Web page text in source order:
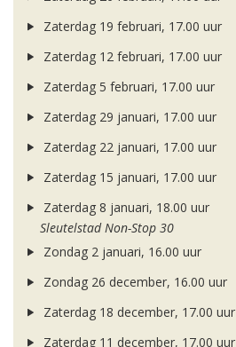
Zaterdag 19 februari, 17.00 uur
Zaterdag 12 februari, 17.00 uur
Zaterdag 5 februari, 17.00 uur
Zaterdag 29 januari, 17.00 uur
Zaterdag 22 januari, 17.00 uur
Zaterdag 15 januari, 17.00 uur
Zaterdag 8 januari, 18.00 uur
Sleutelstad Non-Stop 30
Zondag 2 januari, 16.00 uur
Zondag 26 december, 16.00 uur
Zaterdag 18 december, 17.00 uur
Zaterdag 11 december, 17.00 uur